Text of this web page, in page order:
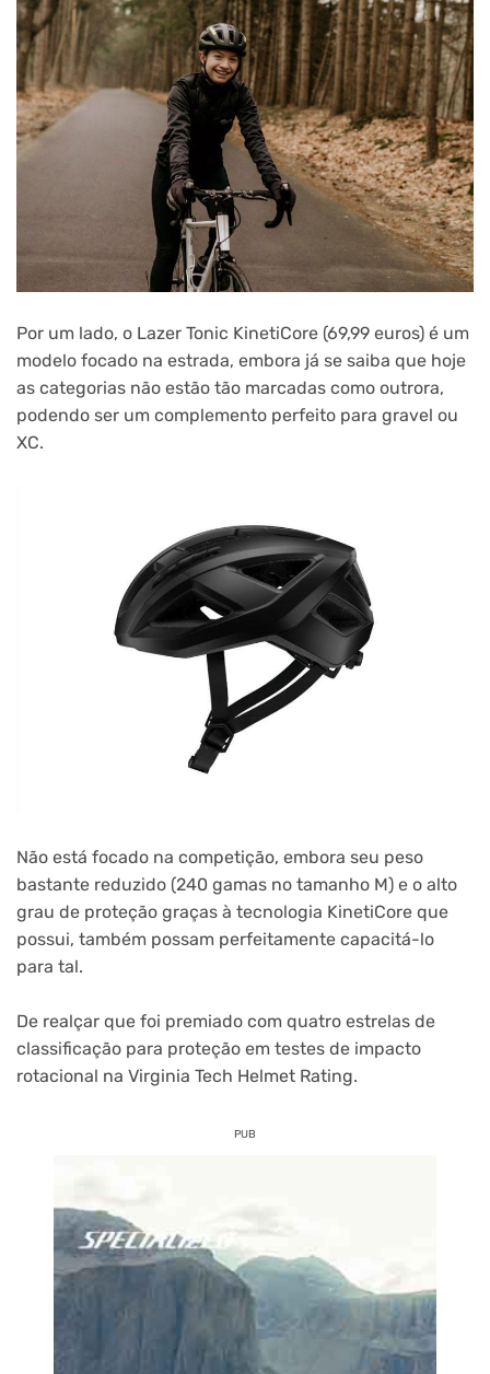
Por um lado, o Lazer Tonic KinetiCore (69,99 euros) é um
modelo focado na estrada, embora já se saiba que hoje
as categorias não estão tão marcadas como outrora,
podendo ser um complemento perfeito para gravel ou
XC.
Não está focado na competição, embora seu peso
bastante reduzido (240 gamas no tamanho M) e o alto
grau de proteção graças à tecnologia KinetiCore que
possui, também possam perfeitamente capacitá-lo
para tal.
De realçar que foi premiado com quatro estrelas de
classificação para proteção em testes de impacto
rotacional na Virginia Tech Helmet Rating.
PUB